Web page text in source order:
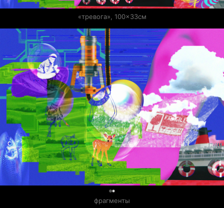
«тревога», 100×33см
фрагменты